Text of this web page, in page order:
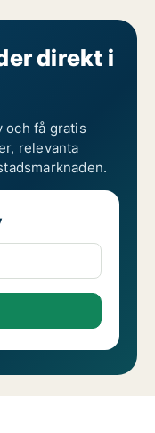
direkt i
och få gratis
relevanta